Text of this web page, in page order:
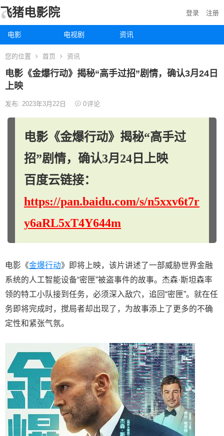
飞猪电影院
电影 电视剧 资讯
登录 注册
您的位置 首页 资讯
电影《金爆行动》揭秘“高手过招”剧情，确认3月24日
上映
发布: 2023年3月22日 0评论
电影《金爆行动》揭秘“高手过
招”剧情，确认3月24日上映
百度云链接：
https://pan.baidu.com/s/n5xxv6t7r
y6aRL5xT4Y644m
电影《金爆行动》即将上映，该片讲述了一部威胁世界金融
系统的人工智能设备“密匣”被盗事件的故事。杰森·斯坦森率
领的特工小队接到任务，必须深入敌穴，追回“密匣”。就在任
务即将完成时，搅局者却出现了，为故事添上了更多的不确
定性和紧张气氛。